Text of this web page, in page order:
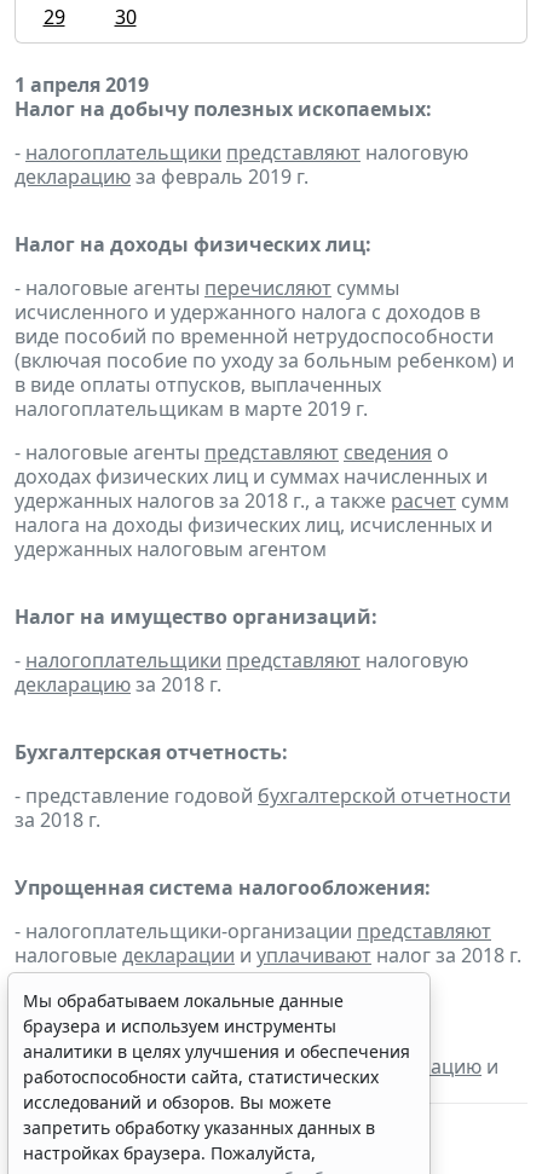
29
30
1 апреля 2019
Налог на добычу полезных ископаемых:
- налогоплательщики представляют налоговую
декларациюза февраль 2019 г.
Налог на доходы физических лиц:
- налоговые агенты перечисляют суммы
исчисленного и удержанного налога с доходов в
виде пособий по временной нетрудоспособности
(включая пособие по уходу за больным ребенком) и
в виде оплаты отпусков, выплаченных
налогоплательщикам в марте 2019 г.
- налоговые агенты представляют сведения о
доходах физических лиц и суммах начисленных и
удержанных налогов за 2018 г., а также расчет сумм
налога на доходы физических лиц, исчисленных и
удержанных налоговым агентом
Налог на имущество организаций:
- налогоплательщики представляют налоговую
декларациюза 2018 г.
Бухгалтерская отчетность:
- представление годовой бухгалтерской отчетности
за 2018 г.
Упрощенная система налогообложения:
- налогоплательщики-организации представляют
налоговыедекларации и уплачивают налог за 2018 г.
Единый сельскохозяйственный налог:
- налогоплательщикипредставляют декларацию и
уплачиваютналог за 2018 г.
Мы обрабатываем локальные данные
браузера и используем инструменты
аналитики в целях улучшения и обеспечения
работоспособности сайта, статистических
исследований и обзоров. Вы можете
запретить обработку указанных данных в
настройках браузера. Пожалуйста,